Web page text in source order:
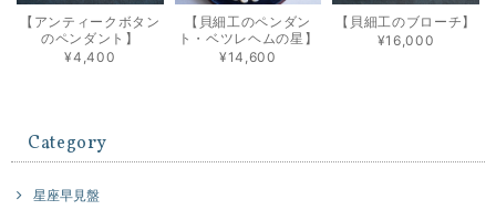
【アンティークボタン
のペンダント】
¥4,400
【貝細工のペンダン
ト・ベツレヘムの星】
¥14,600
【貝細工のブローチ】
¥16,000
Category
星座早見盤